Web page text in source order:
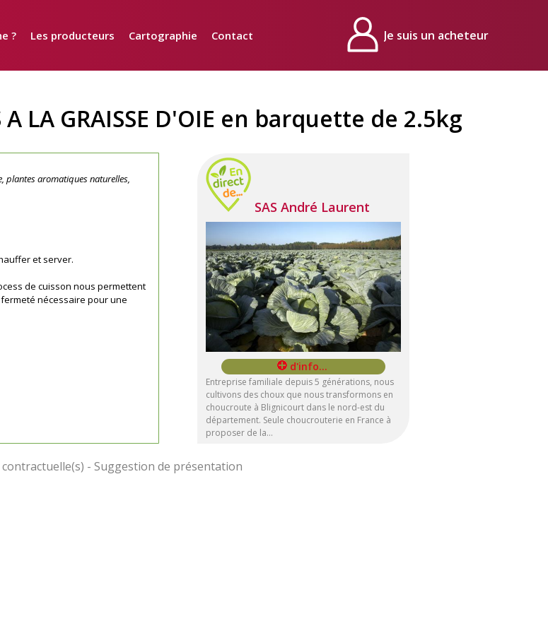
? Les producteurs Cartographie Contact
Mon compte
A LA GRAISSE D'OIE en barquette de 2.5kg
plantes aromatiques naturelles,
et server.
de cuisson nous permettent
nécessaire pour une
SAS André Laurent
Entreprise familiale depuis 5 générations, nous
cultivons des choux que nous transformons en
choucroute à Blignicourt dans le nord-est du
département. Seule choucrouterie en France à
proposer de la…